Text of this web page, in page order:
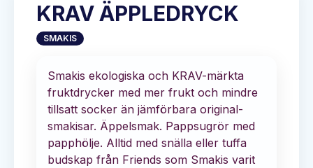
KRAV ÄPPLEDRYCK
SMAKIS
Smakis ekologiska och KRAV-märkta
fruktdrycker med mer frukt och mindre
tillsatt socker än jämförbara original-
smakisar. Äppelsmak. Pappsugrör med
papphölje. Alltid med snälla eller tuffa
budskap från Friends som Smakis varit